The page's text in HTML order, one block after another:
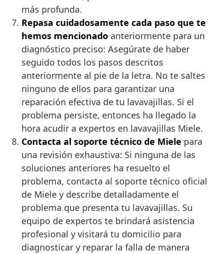
más profunda.
Repasa cuidadosamente cada paso que te
hemos mencionado anteriormente para un
diagnóstico preciso: Asegúrate de haber
seguido todos los pasos descritos
anteriormente al pie de la letra. No te saltes
ninguno de ellos para garantizar una
reparación efectiva de tu lavavajillas. Si el
problema persiste, entonces ha llegado la
hora acudir a expertos en lavavajillas Miele.
Contacta al soporte técnico de Miele para
una revisión exhaustiva: Si ninguna de las
soluciones anteriores ha resuelto el
problema, contacta al soporte técnico oficial
de Miele y describe detalladamente el
problema que presenta tu lavavajillas. Su
equipo de expertos te brindará asistencia
profesional y visitará tu domicilio para
diagnosticar y reparar la falla de manera